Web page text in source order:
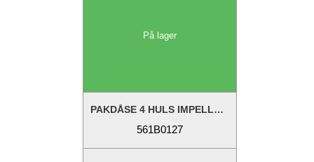
På lager
PAKDÅSE 4 HULS IMPELLERPUMPE
561B0127